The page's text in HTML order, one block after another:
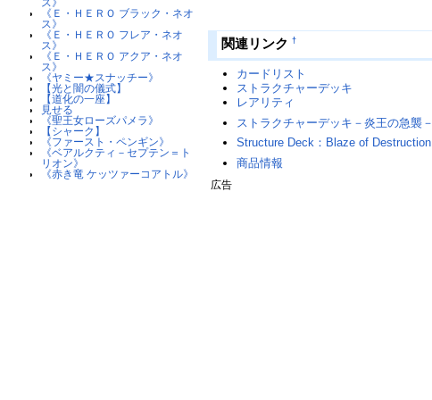
《Ｅ・ＨＥＲＯ ブラック・ネオ
ス》
《Ｅ・ＨＥＲＯ フレア・ネオ
ス》
《Ｅ・ＨＥＲＯ アクア・ネオ
ス》
《ヤミー★スナッチー》
【光と闇の儀式】
【道化の一座】
見せる
《聖王女ローズパメラ》
【シャーク】
《ファースト・ペンギン》
《ベアルクティ－セプテン＝ト
リオン》
《赤き竜 ケッツァーコアトル》
関連リンク †
カードリスト
ストラクチャーデッキ
レアリティ
ストラクチャーデッキ－炎王の急襲－
Structure Deck：Blaze of Destruction
商品情報
広告